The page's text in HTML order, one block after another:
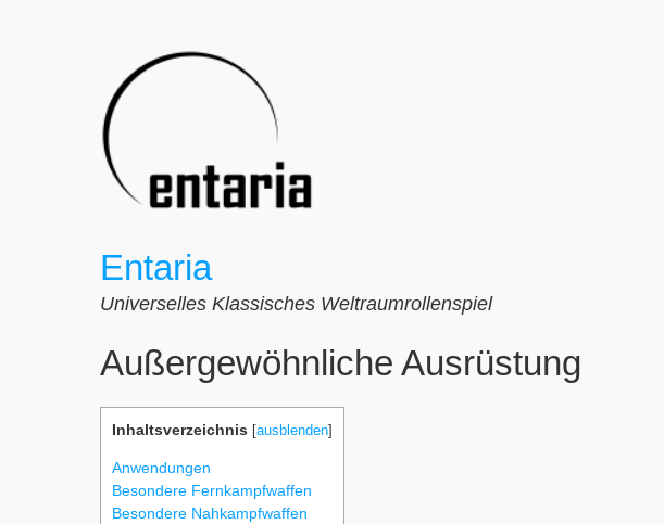
Entaria
Universelles Klassisches Weltraumrollenspiel
Außergewöhnliche Ausrüstung
Inhaltsverzeichnis [ausblenden]
Anwendungen
Besondere Fernkampfwaffen
Besondere Nahkampfwaffen